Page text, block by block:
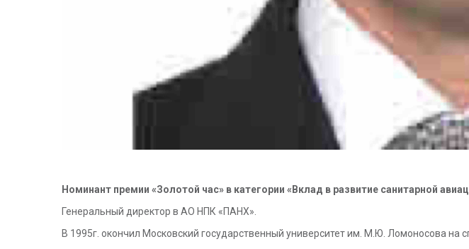
Номинант премии «Золотой час» в категории «Вклад в развитие санитарной
Генеральный директор в АО НПК «ПАНХ».
В 1995г. окончил Московский государственный университет им. М.Ю. Ломоносова